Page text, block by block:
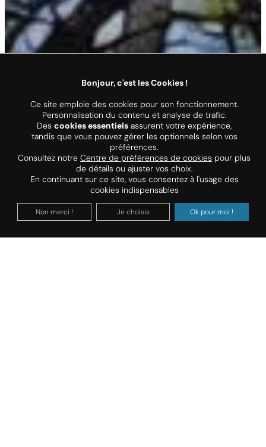
Bonjour, c'est les Cookies !
Ce site emploie des cookies pour son fonctionnement.
Personnalisation du contenu et analyse de trafic.
Des cookies essentiels assurent votre expérience,
tandis que vous pouvez gérer les optionnels selon vos
préférences.
Consultez notre Centre de préférences de cookies pour plus
de détails ou ajuster vos choix.
En continuant sur ce site, vous consentez à l'usage des
cookies indispensables
Ok pour moi !
Non merci ! Je choisis